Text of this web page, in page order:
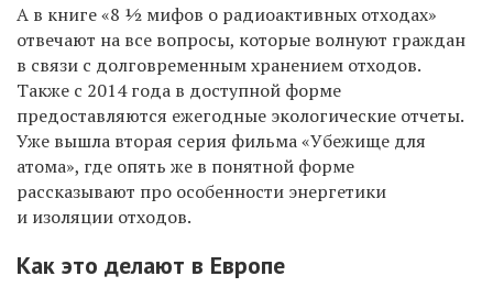
А в книге «8 ½ мифов о радиоактивных отходах»
отвечают на все вопросы, которые волнуют граждан
в связи с долговременным хранением отходов.
Также с 2014 года в доступной форме
предоставляются ежегодные экологические отчеты.
Уже вышла вторая серия фильма «Убежище для
атома», где опять же в понятной форме
рассказывают про особенности энергетики
и изоляции отходов.
Как это делают в Европе